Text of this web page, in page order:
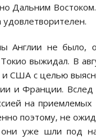
Дальним
удовлетворителен.
Англии не было,
выжидал. В
США с целью
и Франции.
на
поэтому, не
уже шли под